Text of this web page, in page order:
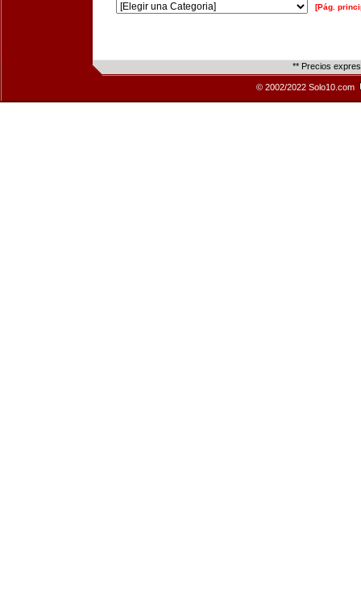
[Pág.
** Precios
© 2002/2022 Solo10.com